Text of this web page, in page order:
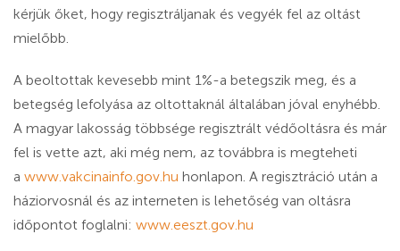
kérjük őket, hogy regisztráljanak és vegyék fel az oltást
mielőbb.
A beoltottak kevesebb mint 1%-a betegszik meg, és a
betegség lefolyása az oltottaknál általában jóval enyhébb.
A magyar lakosság többsége regisztrált védőoltásra és már
fel is vette azt, aki még nem, az továbbra is megteheti
a www.vakcinainfo.gov.hu honlapon. A regisztráció után a
háziorvosnál és az interneten is lehetőség van oltásra
időpontot foglalni: www.eeszt.gov.hu